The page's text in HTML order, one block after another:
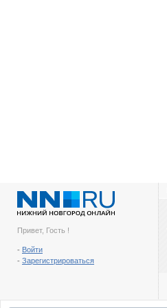
Привет, Гость !
- Войти
- Зарегистрироваться